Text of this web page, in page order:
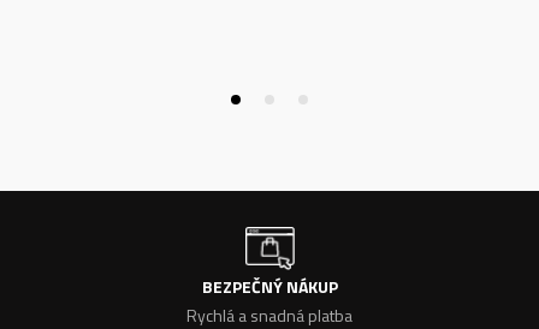
BEZPEČNÝ NÁKUP
Rychlá a snadná platba